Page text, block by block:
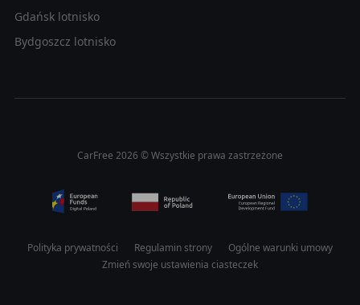
Gdańsk lotnisko
Bydgoszcz lotnisko
CarFree 2026 © Wszystkie prawa zastrzeżone
Polityka prywatności Regulamin strony
Ogólne warunki umowy
Zmień swoje ustawienia ciasteczek